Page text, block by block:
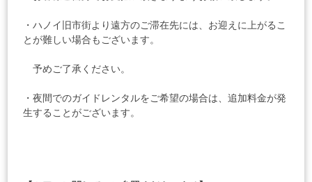
・ハノイ旧市街より遠方のご滞在先には、お迎えに上がるこ
とが難しい場合もございます。
予めご了承ください。
・夜間でのガイドレンタルをご希望の場合は、追加料金が発
生することがございます。